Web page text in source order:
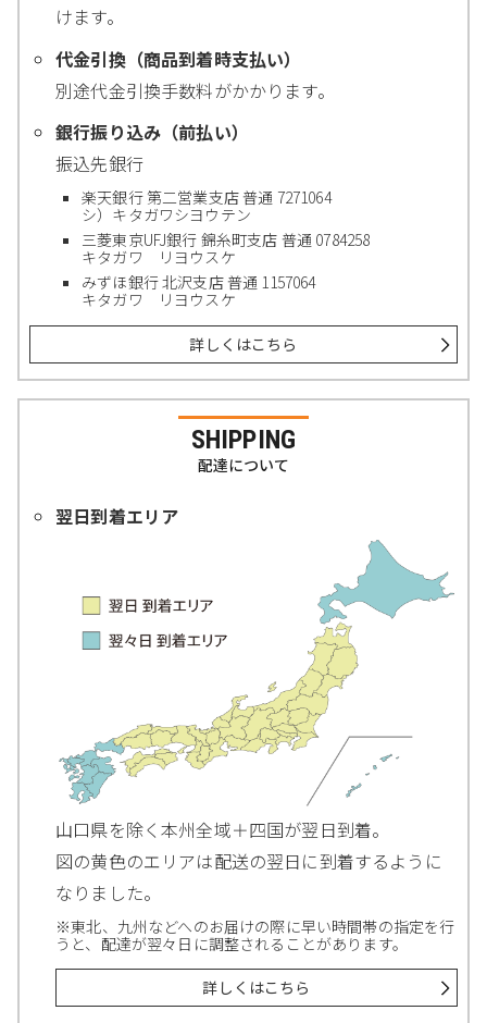
けます。
代金引換（商品到着時支払い）
別途代金引換手数料がかかります。
銀行振り込み（前払い）
振込先銀行
楽天銀行 第二営業支店 普通 7271064
シ）キタガワシヨウテン
三菱東京UFJ銀行 錦糸町支店 普通 0784258
キタガワ リヨウスケ
みずほ銀行 北沢支店 普通 1157064
キタガワ リヨウスケ
詳しくはこちら
SHIPPING
配達について
翌日到着エリア
山口県を除く本州全域＋四国が翌日到着。
図の黄色のエリアは配送の翌日に到着するように
なりました。
※東北、九州などへのお届けの際に早い時間帯の指定を行
うと、配達が翌々日に調整されることがあります。
詳しくはこちら